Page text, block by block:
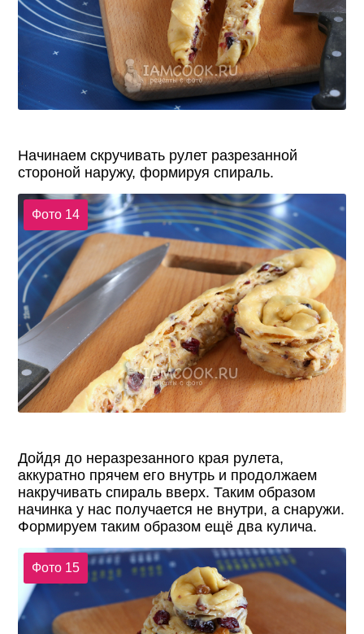
Начинаем скручивать рулет разрезанной
стороной наружу, формируя спираль.
Фото 14
Дойдя до неразрезанного края рулета,
аккуратно прячем его внутрь и продолжаем
накручивать спираль вверх. Таким образом
начинка у нас получается не внутри, а снаружи.
Формируем таким образом ещё два кулича.
Фото 15